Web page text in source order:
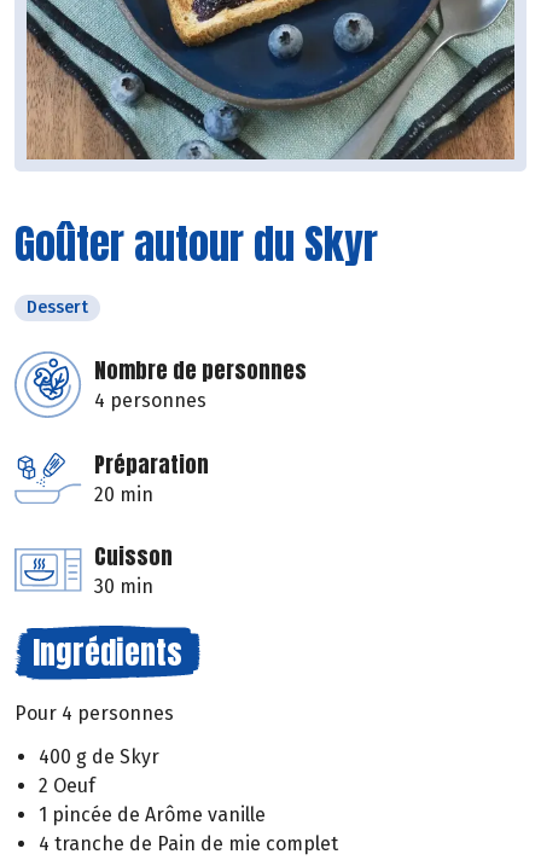
Goûter autour du Skyr
Dessert
Nombre de personnes
4 personnes
Préparation
20 min
Cuisson
30 min
Ingrédients
Pour 4 personnes
400 g de Skyr
2 Oeuf
1 pincée de Arôme vanille
4 tranche de Pain de mie complet